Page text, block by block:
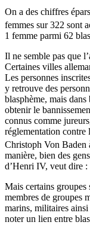
On a des chiffres
femmes sur 322 sont
1 femme parmi 62
Il ne semble pas que
Certaines villes
Les personnes
y retrouve des
blasphème, mais
obtenir le
connus comme
réglementation contre
Christoph Von
manière, bien des
d’Henri IV, veut dire :
Mais certains groupes
membres de groupes
marins, militaires
noter un lien entre